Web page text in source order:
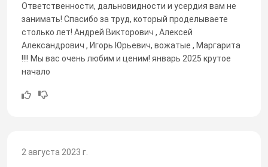
Ответственности, дальновидности и усердия вам не
занимать! Спасибо за труд, который проделываете
столько лет! Андрей Викторович , Алексей
Александрович , Игорь Юрьевич, вожатые , Маргарита
!!!! Мы вас очень любим и ценим! январь 2025 крутое
начало
2 августа 2023 г.